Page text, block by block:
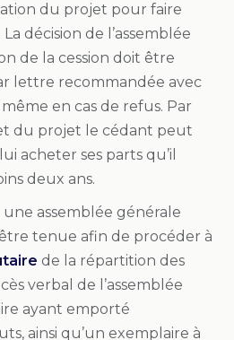
du projet pour faire
décision de l’assemblée
de la cession doit être
lettre recommandée avec
en cas de refus. Par
du projet le cédant peut
acheter ses parts qu’il
deux ans.
une assemblée générale
tenue afin de procéder à
de la répartition des
verbal de l’assemblée
ayant emporté
ainsi qu’un exemplaire à